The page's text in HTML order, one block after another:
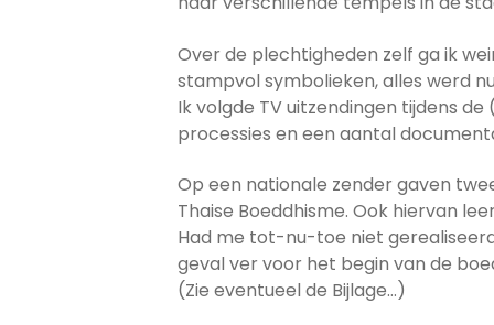
Over de plechtigheden zelf ga ik
stampvol symbolieken, alles werd
Ik volgde TV uitzendingen tijdens
processies en een aantal
Op een nationale zender gaven
Thaise Boeddhisme. Ook hiervan
Had me tot-nu-toe niet
geval ver voor het begin van de
(Zie eventueel de Bijlage…)